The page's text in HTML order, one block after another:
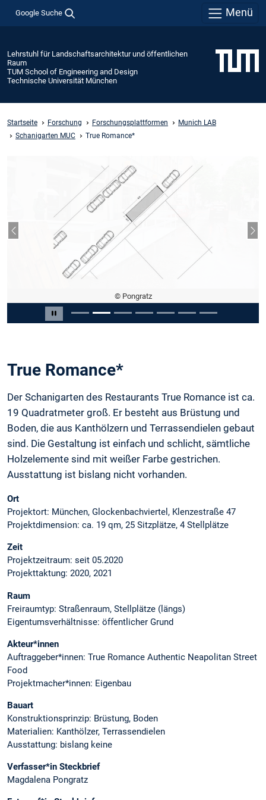
Google Suche Menü
Lehrstuhl für Landschaftsarchitektur und öffentlichen
Raum
TUM School of Engineering and Design
Technische Universität München
Startseite Forschung Forschungsplattformen
Munich LAB
Schanigarten MUC
True Romance*
Carousel pausieren
© Pongratz
Vorheriger Slide
Slide 2 von 7
True Romance*
Der Schanigarten des Restaurants True Romance ist ca.
19 Quadratmeter groß. Er besteht aus Brüstung und
Boden, die aus Kanthölzern und Terrassendielen gebaut
sind. Die Gestaltung ist einfach und schlicht, sämtliche
Holzelemente sind mit weißer Farbe gestrichen.
Ausstattung ist bislang nicht vorhanden.
Ort
Projektort: München, Glockenbachviertel, Klenzestraße 47
Projektdimension: ca. 19 qm, 25 Sitzplätze, 4 Stellplätze
Zeit
Projektzeitraum: seit 05.2020
Projekttaktung: 2020, 2021
Raum
Freiraumtyp: Straßenraum, Stellplätze (längs)
Eigentumsverhältnisse: öffentlicher Grund
Akteur*innen
Auftraggeber*innen: True Romance Authentic Neapolitan Street
Food
Projektmacher*innen: Eigenbau
Bauart
Konstruktionsprinzip: Brüstung, Boden
Materialien: Kanthölzer, Terrassendielen
Ausstattung: bislang keine
Verfasser*in Steckbrief
Magdalena Pongratz